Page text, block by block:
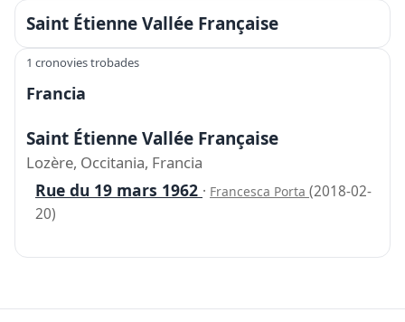
Saint Étienne Vallée Française
1 cronovies trobades
Francia
Saint Étienne Vallée Française
Lozère, Occitania, Francia
Rue du 19 mars 1962 · Francesca Porta (2018-02-
20)